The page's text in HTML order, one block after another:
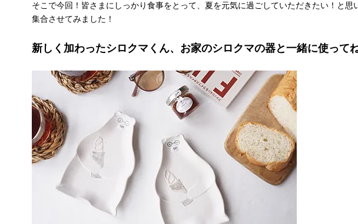
そこで今回！皆さまにしっかり食事をとって、夏を元気に過ごしていただきたい！と思
集合させてみました！
新しく加わったシロクマくん、お家のシロクマの器と一緒に使って